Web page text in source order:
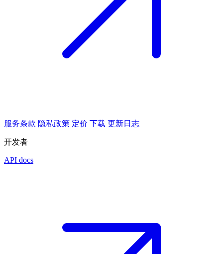
服务条款 隐私政策 定价 下载 更新日志
开发者
API docs